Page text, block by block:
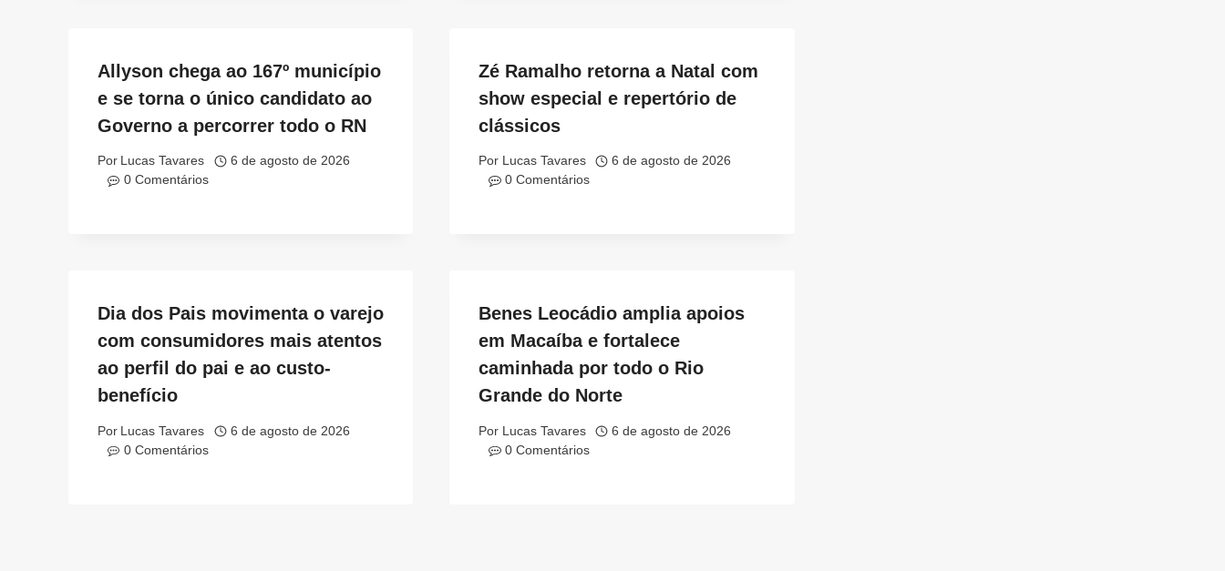
Allyson chega ao 167º município
e se torna o único candidato ao
Governo a percorrer todo o RN
Por Lucas Tavares
6 de agosto de 2026
0 Comentários
Zé Ramalho retorna a Natal com
show especial e repertório de
clássicos
Por Lucas Tavares
6 de agosto de 2026
0 Comentários
Dia dos Pais movimenta o varejo
com consumidores mais atentos
ao perfil do pai e ao custo-
benefício
Por Lucas Tavares
6 de agosto de 2026
0 Comentários
Benes Leocádio amplia apoios
em Macaíba e fortalece
caminhada por todo o Rio
Grande do Norte
Por Lucas Tavares
6 de agosto de 2026
0 Comentários